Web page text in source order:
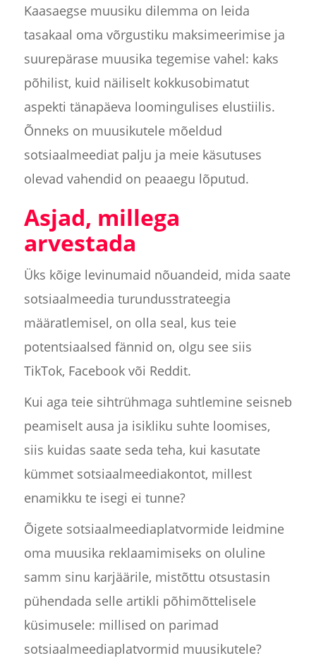
Kaasaegse muusiku dilemma on leida
tasakaal oma võrgustiku maksimeerimise ja
suurepärase muusika tegemise vahel: kaks
põhilist, kuid näiliselt kokkusobimatut
aspekti tänapäeva loomingulises elustiilis.
Õnneks on muusikutele mõeldud
sotsiaalmeediat palju ja meie käsutuses
olevad vahendid on peaaegu lõputud.
Asjad, millega
arvestada
Üks kõige levinumaid nõuandeid, mida saate
sotsiaalmeedia turundusstrateegia
määratlemisel, on olla seal, kus teie
potentsiaalsed fännid on, olgu see siis
TikTok, Facebook või Reddit.
Kui aga teie sihtrühmaga suhtlemine seisneb
peamiselt ausa ja isikliku suhte loomises,
siis kuidas saate seda teha, kui kasutate
kümmet sotsiaalmeediakontot, millest
enamikku te isegi ei tunne?
Õigete sotsiaalmeediaplatvormide leidmine
oma muusika reklaamimiseks on oluline
samm sinu karjäärile, mistõttu otsustasin
pühendada selle artikli põhimõttelisele
küsimusele: millised on parimad
sotsiaalmeediaplatvormid muusikutele?